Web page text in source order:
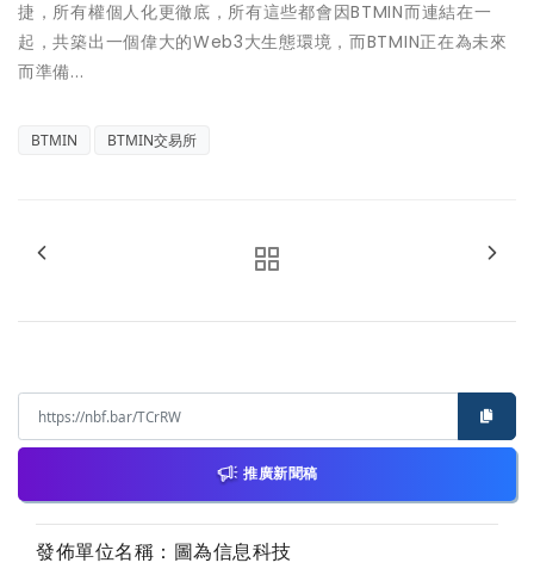
捷，所有權個人化更徹底，所有這些都會因BTMIN而連結在一
起，共築出一個偉大的Web3大生態環境，而BTMIN正在為未來
而準備...
BTMIN BTMIN交易所
推廣新聞稿
發佈單位名稱：圖為信息科技